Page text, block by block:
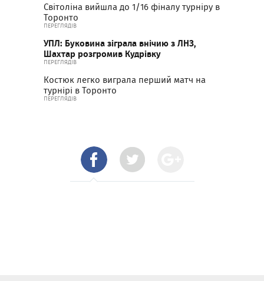
Світоліна вийшла до 1/16 фіналу турніру в
Торонто
ПЕРЕГЛЯДІВ
УПЛ: Буковина зіграла внічию з ЛНЗ,
Шахтар розгромив Кудрівку
ПЕРЕГЛЯДІВ
Костюк легко виграла перший матч на
турнірі в Торонто
ПЕРЕГЛЯДІВ